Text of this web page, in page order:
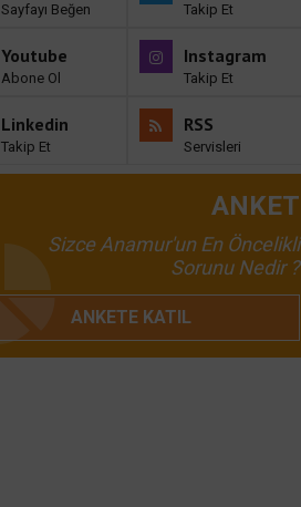
Sayfayı Beğen Takip Et
Youtube
Abone Ol
Instagram
Takip Et
Linkedin
Takip Et
RSS
Servisleri
ANKET
Sizce Anamur'un En Öncelikli
Sorunu Nedir ?
ANKETE KATIL